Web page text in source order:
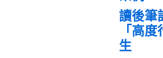
讀後筆
「高
生